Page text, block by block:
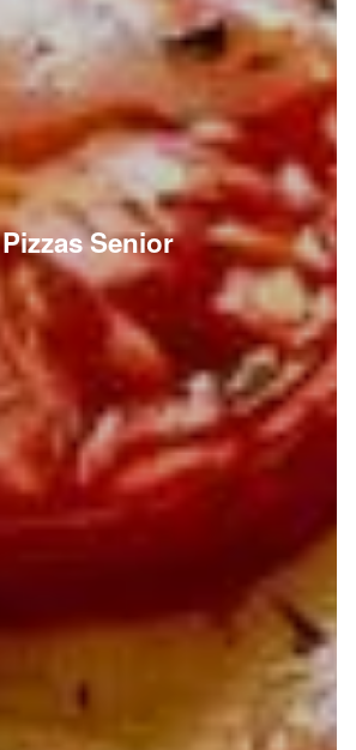
Pizzas Senior